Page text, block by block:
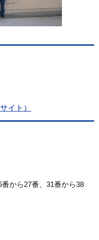
イト）
から27番、31番から38